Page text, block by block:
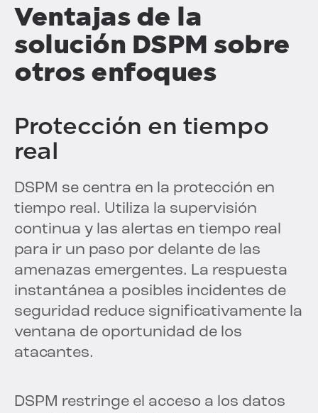
Ventajas de la
solución DSPM sobre
otros enfoques
Protección en tiempo
real
DSPM se centra en la protección en
tiempo real. Utiliza la supervisión
continua y las alertas en tiempo real
para ir un paso por delante de las
amenazas emergentes. La respuesta
instantánea a posibles incidentes de
seguridad reduce significativamente la
ventana de oportunidad de los
atacantes.
DSPM restringe el acceso a los datos